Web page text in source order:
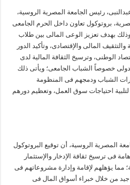
رئيس الجامعة المصرية الروسية،
بروتوكول تعاون داخل الحرم الجامعى
بهدف تعزيز الوعى المالى بين طلاب
المالى والإقتصادى، وتأكيد الدور
الوطنى، وترسيخ الثقافة المالية لدى
خصوصاً الشباب الجامعى؛ ويأتى ذلك
الشباب ودمجهم فى المنظومة
لتلبية احتياجات سوق العمل، وتعظيم دورهم
المصرية الروسية، أن توقيع البروتوكول
فى ترسيخ ثقافة الإدخار والإستثمار
مما يؤهلهم لإقامة وإدارة مشروعاتهم فى
من خلال خبراء أسواق المال فى